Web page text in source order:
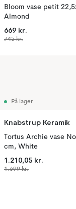
Bloom vase petit
Almond
669 kr.
745 kr.
På lager
Knabstrup Keramik
Tortus Archie vase
cm, White
1.210,05 kr.
1.699 kr.